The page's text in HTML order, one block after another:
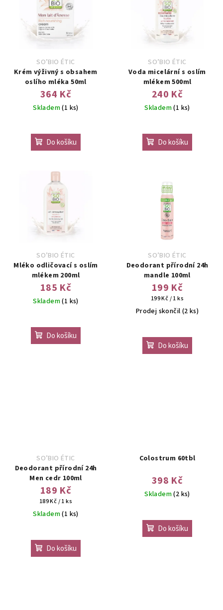
SO’BIO ÉTIC
Krém výživný s obsahem
oslího mléka 50ml
364 Kč
Skladem(1 ks)
Do košíku
SO’BIO ÉTIC
Voda micelární s oslím
mlékem 500ml
240 Kč
Skladem(1 ks)
Do košíku
SO’BIO ÉTIC
Mléko odličovací s oslím
mlékem 200ml
185 Kč
Skladem(1 ks)
Do košíku
SO’BIO ÉTIC
Deodorant přírodní 24h
mandle 100ml
199 Kč
Měrná
cena:
199 Kč / 1 ks
Prodej skončil (2 ks)
Do košíku
SO’BIO ÉTIC
Deodorant přírodní 24h
Men cedr 100ml
189 Kč
Měrná
cena:
189 Kč / 1 ks
Skladem(1 ks)
Do košíku
Colostrum 60tbl
398 Kč
Skladem(2 ks)
Do košíku